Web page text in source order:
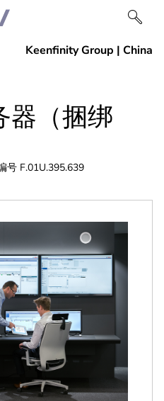
器（捆绑
号 F.01U.395.639